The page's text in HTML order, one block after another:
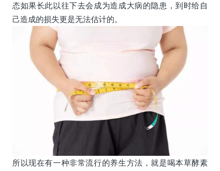
态如果长此以往下去会成为造成大病的隐患，到时给自
己造成的损失更是无法估计的。
所以现在有一种非常流行的养生方法，就是喝本草酵素